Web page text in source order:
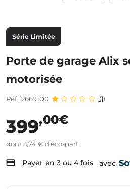
Série Limitée
Porte de garage Alix
motorisée
Réf : 2669100 (1)
399,00€
dont 3,74 € d’éco-part
Payer en 3 ou 4 fois avec